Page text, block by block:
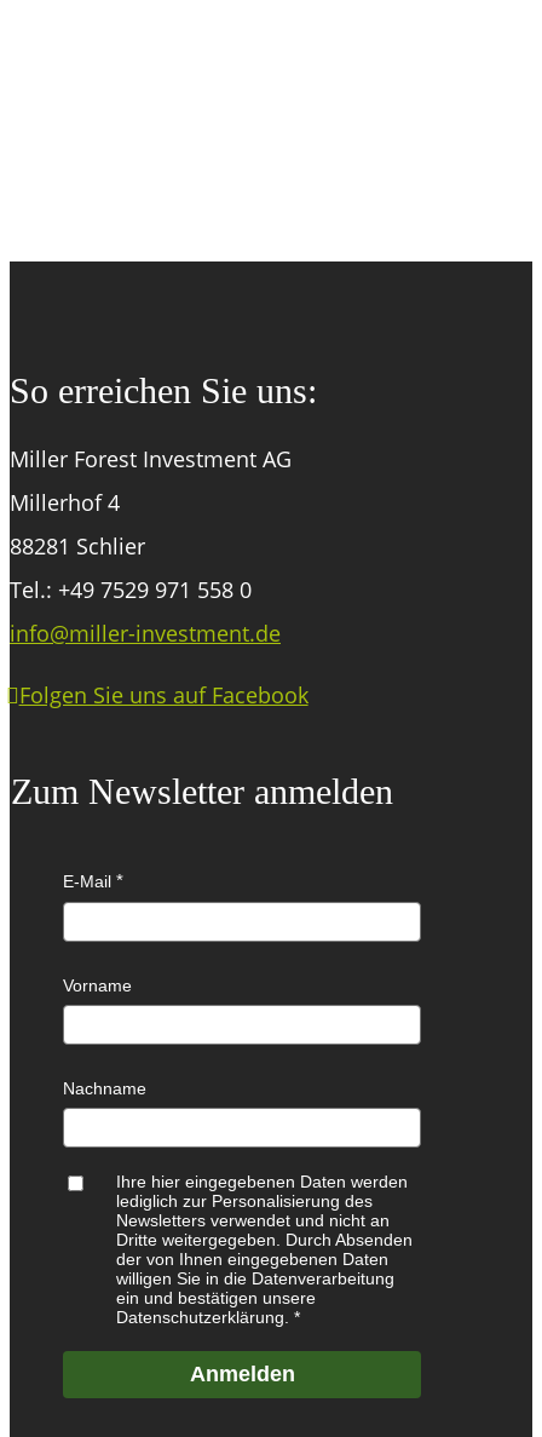
So erreichen Sie uns:
Miller Forest Investment AG
Millerhof 4
88281 Schlier
Tel.: +49 7529 971 558 0
info@miller-investment.de
Folgen Sie uns auf Facebook
Zum Newsletter anmelden
E-Mail
Vorname
Nachname
Ihre hier eingegebenen Daten werden
lediglich zur Personalisierung des
Newsletters verwendet und nicht an
Dritte weitergegeben. Durch Absenden
der von Ihnen eingegebenen Daten
willigen Sie in die Datenverarbeitung
ein und bestätigen unsere
Datenschutzerklärung.
Anmelden